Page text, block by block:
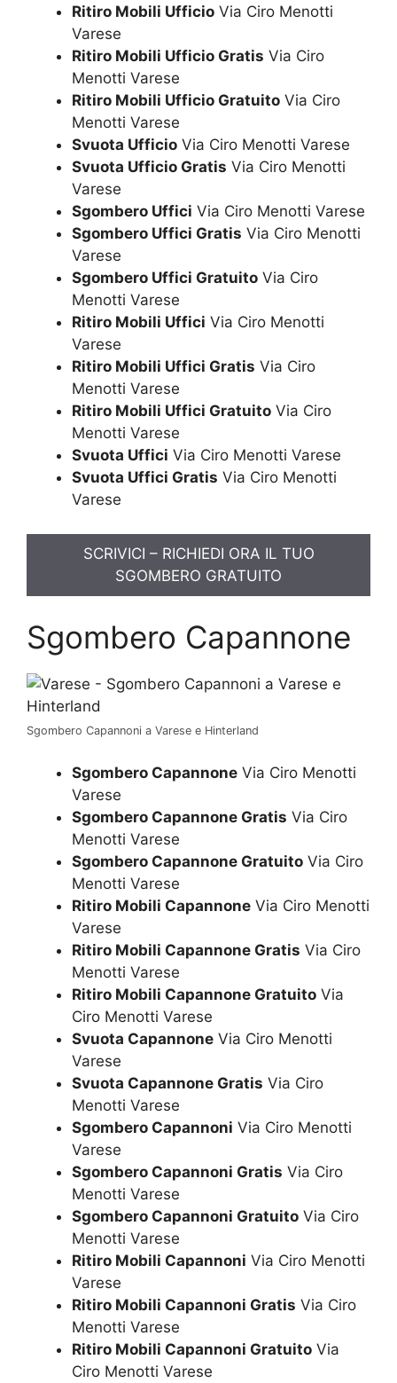
Ritiro Mobili Ufficio Via Ciro Menotti
Varese
Ritiro Mobili Ufficio Gratis Via Ciro
Menotti Varese
Ritiro Mobili Ufficio Gratuito Via Ciro
Menotti Varese
Svuota Ufficio Via Ciro Menotti Varese
Svuota Ufficio Gratis Via Ciro Menotti
Varese
Sgombero Uffici Via Ciro Menotti Varese
Sgombero Uffici Gratis Via Ciro Menotti
Varese
Sgombero Uffici Gratuito Via Ciro
Menotti Varese
Ritiro Mobili Uffici Via Ciro Menotti
Varese
Ritiro Mobili Uffici Gratis Via Ciro
Menotti Varese
Ritiro Mobili Uffici Gratuito Via Ciro
Menotti Varese
Svuota Uffici Via Ciro Menotti Varese
Svuota Uffici Gratis Via Ciro Menotti
Varese
SCRIVICI – RICHIEDI ORA IL TUO
SGOMBERO GRATUITO
Sgombero Capannone
Sgombero Capannoni a Varese e Hinterland
Sgombero Capannone Via Ciro Menotti
Varese
Sgombero Capannone Gratis Via Ciro
Menotti Varese
Sgombero Capannone Gratuito Via Ciro
Menotti Varese
Ritiro Mobili Capannone Via Ciro Menotti
Varese
Ritiro Mobili Capannone Gratis Via Ciro
Menotti Varese
Ritiro Mobili Capannone Gratuito Via
Ciro Menotti Varese
Svuota Capannone Via Ciro Menotti
Varese
Svuota Capannone Gratis Via Ciro
Menotti Varese
Sgombero Capannoni Via Ciro Menotti
Varese
Sgombero Capannoni Gratis Via Ciro
Menotti Varese
Sgombero Capannoni Gratuito Via Ciro
Menotti Varese
Ritiro Mobili Capannoni Via Ciro Menotti
Varese
Ritiro Mobili Capannoni Gratis Via Ciro
Menotti Varese
Ritiro Mobili Capannoni Gratuito Via
Ciro Menotti Varese